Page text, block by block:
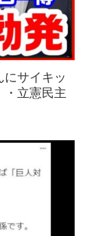
にサイキッ
・立憲民主